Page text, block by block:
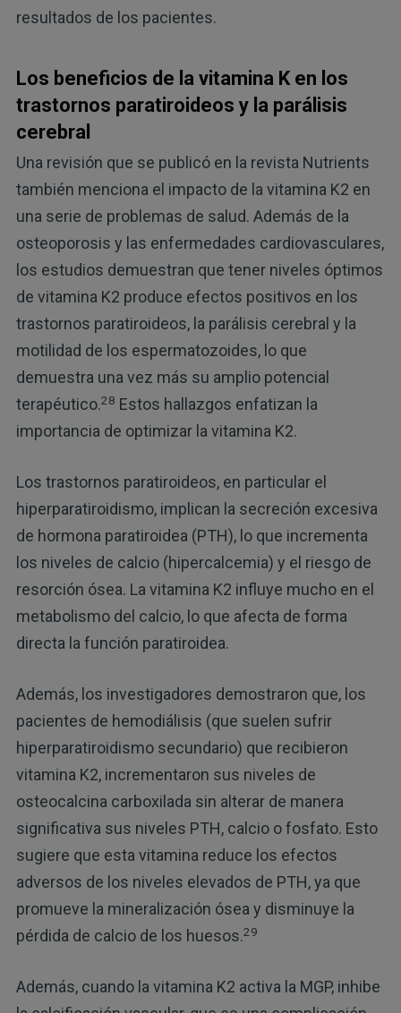
resultados de los pacientes.
Los beneficios de la vitamina K en los
trastornos paratiroideos y la parálisis
cerebral
Una revisión que se publicó en la revista Nutrients
también menciona el impacto de la vitamina K2 en
una serie de problemas de salud. Además de la
osteoporosis y las enfermedades cardiovasculares,
los estudios demuestran que tener niveles óptimos
de vitamina K2 produce efectos positivos en los
trastornos paratiroideos, la parálisis cerebral y la
motilidad de los espermatozoides, lo que
demuestra una vez más su amplio potencial
terapéutico.28 Estos hallazgos enfatizan la
importancia de optimizar la vitamina K2.
Los trastornos paratiroideos, en particular el
hiperparatiroidismo, implican la secreción excesiva
de hormona paratiroidea (PTH), lo que incrementa
los niveles de calcio (hipercalcemia) y el riesgo de
resorción ósea. La vitamina K2 influye mucho en el
metabolismo del calcio, lo que afecta de forma
directa la función paratiroidea.
Además, los investigadores demostraron que, los
pacientes de hemodiálisis (que suelen sufrir
hiperparatiroidismo secundario) que recibieron
vitamina K2, incrementaron sus niveles de
osteocalcina carboxilada sin alterar de manera
significativa sus niveles PTH, calcio o fosfato. Esto
sugiere que esta vitamina reduce los efectos
adversos de los niveles elevados de PTH, ya que
promueve la mineralización ósea y disminuye la
pérdida de calcio de los huesos.29
Además, cuando la vitamina K2 activa la MGP, inhibe